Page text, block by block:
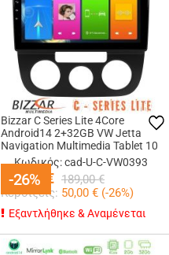
-26%
Bizzar C Series Lite 4Core
Android14 2+32GB VW Jetta
Navigation Multimedia Tablet 10
Κωδικός: cad-U-C-VW0393
139,00 € 189,00 €
Κερδίζεις: 50,00 € (-26%)
-26%
Εξαντλήθηκε & Αναμένεται